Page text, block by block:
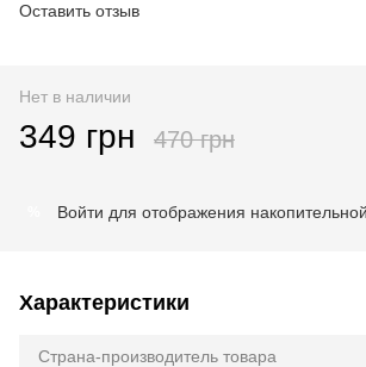
Оставить отзыв
Нет в наличии
349 грн 470 грн
Войти для отображения
Характеристики
Страна-производитель товара